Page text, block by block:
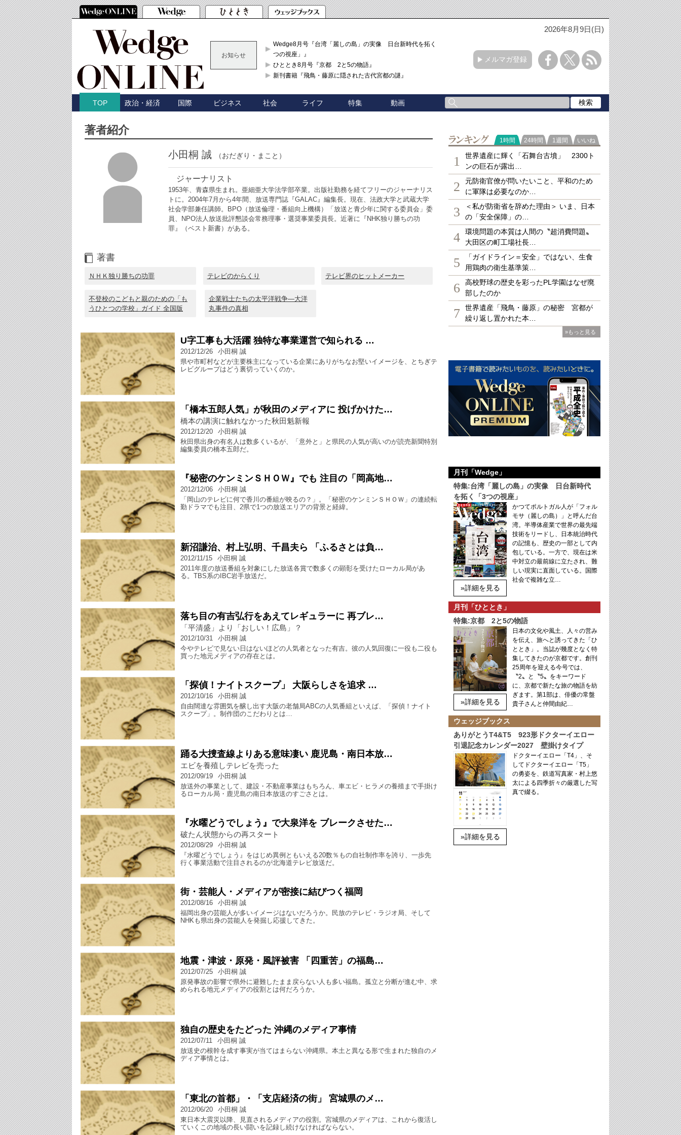
2026年8月9日(日)
お知らせ
Wedge8月号『台湾「麗しの島」の実像 日台新時代を拓く「3
つの視座」』
ひととき8月号『京都 2と5の物語』
新刊書籍『飛鳥・藤原に隠された古代宮都の謎』
メルマガ登録
TOP 政治・経済 国際 ビジネス 社会 ライフ 特集 動画
著者紹介
小田桐 誠 （おだぎり・まこと）
ジャーナリスト
1953年、青森県生まれ。亜細亜大学法学部卒業。出版社勤務を経てフリーのジャーナリス
トに。2004年7月から4年間、放送専門誌『GALAC』編集長。現在、法政大学と武蔵大学
社会学部兼任講師。BPO（放送倫理・番組向上機構）「放送と青少年に関する委員会」委
員、NPO法人放送批評懇談会常務理事・選奨事業委員長。近著に『NHK独り勝ちの功
罪』（ベスト新書）がある。
著書
ＮＨＫ独り勝ちの功罪 テレビのからくり テレビ界のヒットメーカー
不登校のこどもと親のための「も
うひとつの学校」ガイド 全国版
企業戦士たちの太平洋戦争―大洋
丸事件の真相
U字工事も大活躍 独特な事業運営で知られる …
2012/12/26
小田桐 誠
県や市町村などが主要株主になっている企業にありがちなお堅いイメージを、とちぎテ
レビグループはどう裏切っていくのか。
「橋本五郎人気」が秋田のメディアに 投げかけた…
橋本の講演に触れなかった秋田魁新報
2012/12/20
小田桐 誠
秋田県出身の有名人は数多くいるが、「意外と」と県民の人気が高いのが読売新聞特別
編集委員の橋本五郎だ。
『秘密のケンミンＳＨＯＷ』でも 注目の「岡高地…
2012/12/06
小田桐 誠
「岡山のテレビに何で香川の番組が映るの？」。「秘密のケンミンＳＨＯＷ」の連続転
勤ドラマでも注目、2県で1つの放送エリアの背景と経緯。
新沼謙治、村上弘明、千昌夫ら 「ふるさとは負…
2012/11/15
小田桐 誠
2011年度の放送番組を対象にした放送各賞で数多くの顕彰を受けたローカル局があ
る。TBS系のIBC岩手放送だ。
落ち目の有吉弘行をあえてレギュラーに 再ブレ…
「平清盛」より「おしい！広島」？
2012/10/31
小田桐 誠
今やテレビで見ない日はないほどの人気者となった有吉。彼の人気回復に一役も二役も
買った地元メディアの存在とは。
「探偵！ナイトスクープ」 大阪らしさを追求 …
2012/10/16
小田桐 誠
自由闊達な雰囲気を醸し出す大阪の老舗局ABCの人気番組といえば、「探偵！ナイト
スクープ」。制作団のこだわりとは…
踊る大捜査線よりある意味凄い 鹿児島・南日本放…
エビを養殖しテレビを売った
2012/09/19
小田桐 誠
放送外の事業として、建設・不動産事業はもちろん、車エビ・ヒラメの養殖まで手掛け
るローカル局・鹿児島の南日本放送のすごさとは。
『水曜どうでしょう』で大泉洋を ブレークさせた…
破たん状態からの再スタート
2012/08/29
小田桐 誠
『水曜どうでしょう』をはじめ異例ともいえる20数％もの自社制作率を誇り、一歩先
行く事業活動で注目されるのが北海道テレビ放送だ。
街・芸能人・メディアが密接に結びつく福岡
2012/08/16
小田桐 誠
福岡出身の芸能人が多いイメージはないだろうか。民放のテレビ・ラジオ局、そして
NHKも県出身の芸能人を発掘し応援してきた。
地震・津波・原発・風評被害 「四重苦」の福島…
2012/07/25
小田桐 誠
原発事故の影響で県外に避難したまま戻らない人も多い福島。孤立と分断が進む中、求
められる地元メディアの役割とは何だろうか。
独自の歴史をたどった 沖縄のメディア事情
2012/07/11
小田桐 誠
放送史の根幹を成す事実が当てはまらない沖縄県。本土と異なる形で生まれた独自のメ
ディア事情とは。
「東北の首都」・「支店経済の街」 宮城県のメ…
2012/06/20
小田桐 誠
東日本大震災以降、見直されるメディアの役割。宮城県のメディアは、これから復活し
ていくこの地域の長い闘いを記録し続けなければならない。
ランキング
1時間 24時間 1週間 いいね
1
世界遺産に輝く「石舞台古墳」 2300ト
ンの巨石が露出…
2
元防衛官僚が問いたいこと、平和のため
に軍隊は必要なのか…
3
＜私が防衛省を辞めた理由＞ いま、日本
の「安全保障」の…
4
環境問題の本質は人間の〝超消費問題〟
大田区の町工場社長…
5
「ガイドライン＝安全」ではない、生食
用鶏肉の衛生基準策…
6
高校野球の歴史を彩ったPL学園はなぜ廃
部したのか
7
世界遺産「飛鳥・藤原」の秘密 宮都が
繰り返し置かれた本…
»もっと見る
月刊「Wedge」
特集:台湾「麗しの島」の実像 日台新時代
を拓く「3つの視座」
»詳細を見る
かつてポルトガル人が「フォル
モサ（麗しの島）」と呼んだ台
湾。半導体産業で世界の最先端
技術をリードし、日本統治時代
の記憶も、歴史の一部として内
包している。一方で、現在は米
中対立の最前線に立たされ、難
しい現実に直面している。国際
社会で複雑な立…
月刊「ひととき」
特集:京都 2と5の物語
»詳細を見る
日本の文化や風土、人々の営み
を伝え、旅へと誘ってきた「ひ
ととき」。当誌が幾度となく特
集してきたのが京都です。創刊
25周年を迎える今号では、
〝2〟と〝5〟をキーワード
に、京都で新たな旅の物語を紡
ぎます。第1部は、俳優の常盤
貴子さんと仲間由紀…
ウェッジブックス
ありがとうT4&T5 923形ドクターイエロー
引退記念カレンダー2027 壁掛けタイプ
»詳細を見る
ドクターイエロー「T4」、そ
してドクターイエロー「T5」
の勇姿を、鉄道写真家・村上悠
太による四季折々の厳選した写
真で綴る。